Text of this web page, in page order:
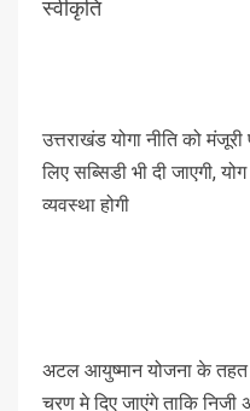
स्वीकृति
उत्तराखंड योगा नीति को
लिए सब्सिडी भी दी जाएगी,
व्यवस्था होगी
अटल आयुष्मान योजना के
चरण मे दिए जाएंगे ताकि